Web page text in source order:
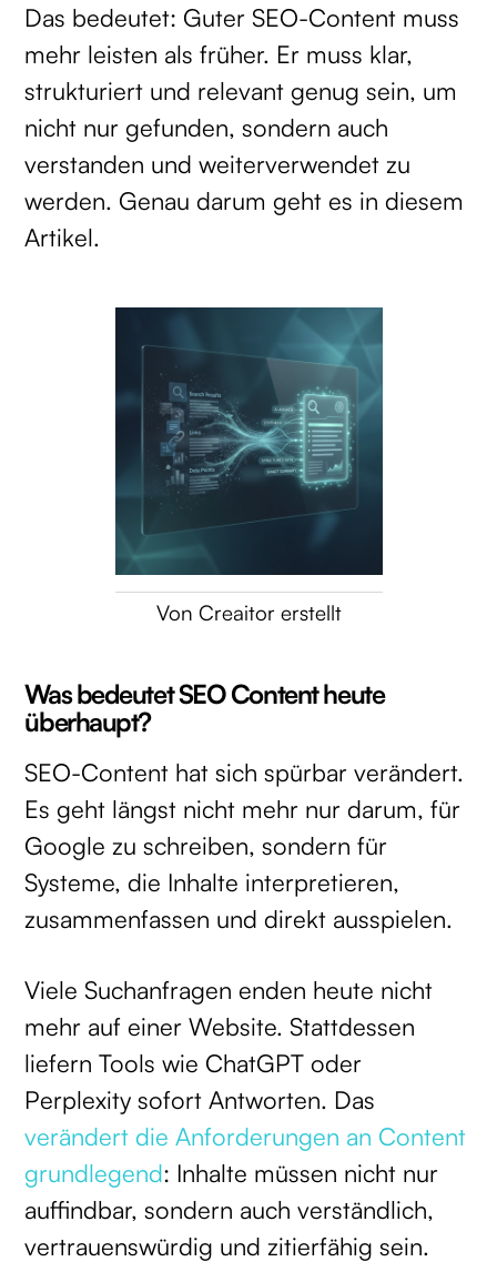
Das bedeutet: Guter SEO-Content muss
mehr leisten als früher. Er muss klar,
strukturiert und relevant genug sein, um
nicht nur gefunden, sondern auch
verstanden und weiterverwendet zu
werden. Genau darum geht es in diesem
Artikel.
Von Creaitor erstellt
Was bedeutet SEO Content heute
überhaupt?
SEO-Content hat sich spürbar verändert.
Es geht längst nicht mehr nur darum, für
Google zu schreiben, sondern für
Systeme, die Inhalte interpretieren,
zusammenfassen und direkt ausspielen.
Viele Suchanfragen enden heute nicht
mehr auf einer Website. Stattdessen
liefern Tools wie ChatGPT oder
Perplexity sofort Antworten. Das
verändert die Anforderungen an Content
grundlegend: Inhalte müssen nicht nur
auffindbar, sondern auch verständlich,
vertrauenswürdig und zitierfähig sein.